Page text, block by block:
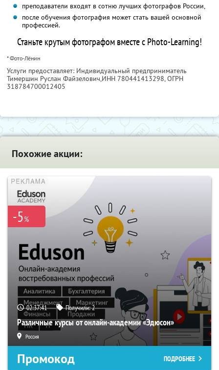
преподаватели входят в сотню лучших фотографов России,
после обучения фотография может стать вашей основной
профессией.
Станьте крутым фотографом вместе с Photo-Learning!
* Фото-Лёнин
Услуги предоставляет: Индивидуальный предприниматель
Тимершин Руслан Файзелович,ИНН 780441413298, ОГРН
318784700012405
Похожие акции:
-5%
02:37:40 Получили:2
Различные курсы от онлайн-академии «Эдюсон»
Россия
Промокод ПОДРОБНЕЕ